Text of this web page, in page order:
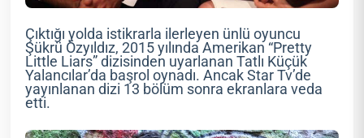
Çıktığı yolda istikrarla ilerleyen ünlü oyuncu
Şükrü Özyıldız, 2015 yılında Amerikan “Pretty
Little Liars” dizisinden uyarlanan Tatlı Küçük
Yalancılar’da başrol oynadı. Ancak Star Tv’de
yayınlanan dizi 13 bölüm sonra ekranlara veda
etti.